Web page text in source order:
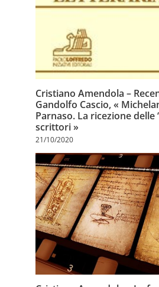
Cristiano Amendola –
Gandolfo Cascio, «
Parnaso. La ricezione delle
scrittori »
21/10/2020